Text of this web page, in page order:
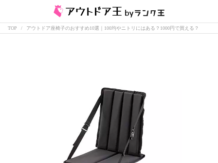
TOP アウトドア座椅子のおすすめ10選｜100均やニトリにはある？1000円で買える？